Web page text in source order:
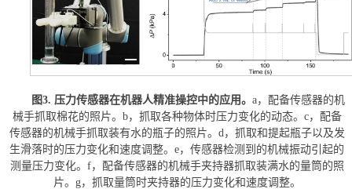
图3. 压力传感器在机器人精准操控中的应用。 a，配备传感器的机
械手抓取棉花的照片。b，抓取各种物体时压力变化的动态。c，配备
传感器的机械手抓取装有水的瓶子的照片。d，抓取和提起瓶子以及发
生滑落时的压力变化和速度调整。e，传感器检测到的机械振动引起的
测量压力变化。f，配备传感器的机械手夹持器抓取装满水的量筒的照
片。g，抓取量筒时夹持器的压力变化和速度调整。